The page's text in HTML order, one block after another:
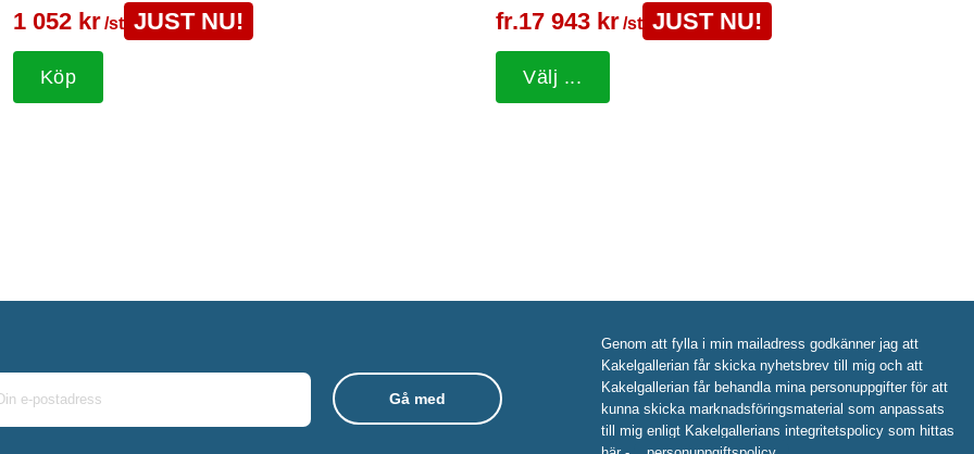
1 052 kr/st JUST NU!
Köp
fr.17 943 kr/st JUST NU!
Välj ...
Genom att fylla i min mailadress godkänner jag att
Kakelgallerian får skicka nyhetsbrev till mig och att
Kakelgallerian får behandla mina personuppgifter för att
kunna skicka marknadsföringsmaterial som anpassats
till mig enligt Kakelgallerians integritetspolicy som hittas